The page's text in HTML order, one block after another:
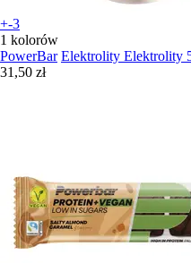
+-3
1 kolorów
PowerBar Elektrolity Elektrolity
31,50 zł